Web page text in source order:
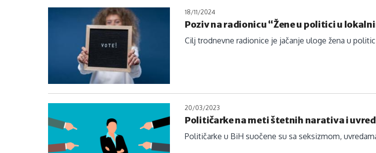
18/11/2024
Poziv na radionicu “Žene u politici u
Cilj trodnevne radionice je jačanje uloge žena u
20/03/2023
Političarke na meti štetnih narativa i
Političarke u BiH suočene su sa seksizmom,